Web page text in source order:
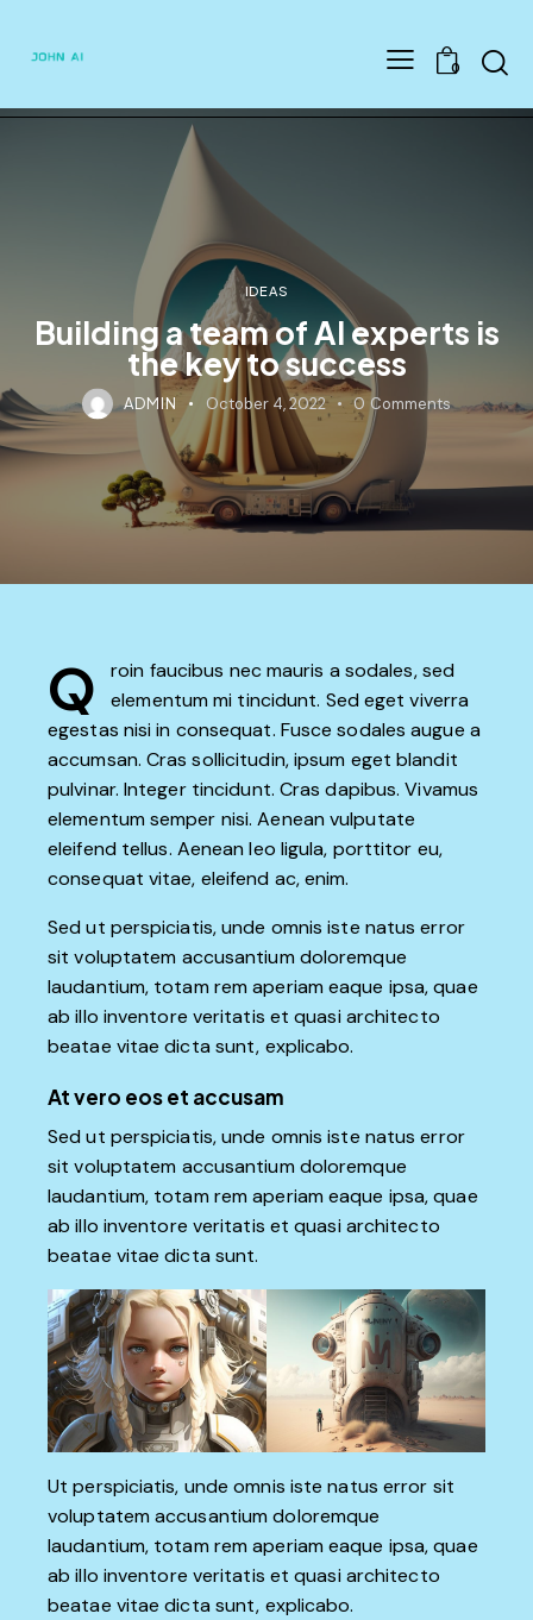
0
IDEAS
Building a team of AI experts is
the key to success
ADMIN October 4, 2022 0 Comments
Q
roin faucibus nec mauris a sodales, sed
elementum mi tincidunt. Sed eget viverra
egestas nisi in consequat. Fusce sodales augue a
accumsan. Cras sollicitudin, ipsum eget blandit
pulvinar. Integer tincidunt. Cras dapibus. Vivamus
elementum semper nisi. Aenean vulputate
eleifend tellus. Aenean leo ligula, porttitor eu,
consequat vitae, eleifend ac, enim.
Sed ut perspiciatis, unde omnis iste natus error
sit voluptatem accusantium doloremque
laudantium, totam rem aperiam eaque ipsa, quae
ab illo inventore veritatis et quasi architecto
beatae vitae dicta sunt, explicabo.
At vero eos et accusam
Sed ut perspiciatis, unde omnis iste natus error
sit voluptatem accusantium doloremque
laudantium, totam rem aperiam eaque ipsa, quae
ab illo inventore veritatis et quasi architecto
beatae vitae dicta sunt.
Ut perspiciatis, unde omnis iste natus error sit
voluptatem accusantium doloremque
laudantium, totam rem aperiam eaque ipsa, quae
ab illo inventore veritatis et quasi architecto
beatae vitae dicta sunt, explicabo.